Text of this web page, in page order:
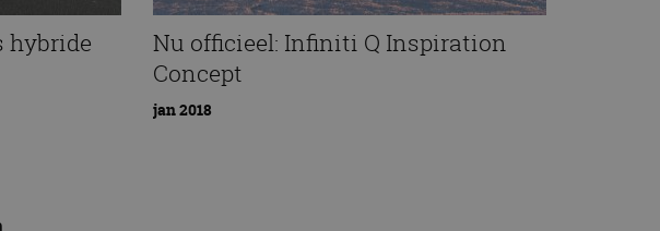
hybride
Nu officieel: Infiniti Q Inspiration
Concept
jan 2018